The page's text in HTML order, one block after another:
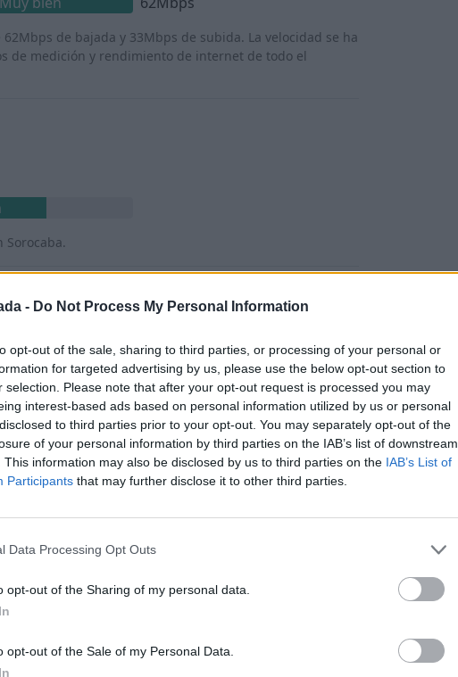
- Do Not Process My Personal Information
opt-out of the sale, sharing to third parties, or processing of your personal or
for targeted advertising by us, please use the below opt-out section to
selection. Please note that after your opt-out request is processed you may
interest-based ads based on personal information utilized by us or personal
to third parties prior to your opt-out. You may separately opt-out of the
of your personal information by third parties on the IAB’s list of downstream
This information may also be disclosed by us to third parties on the IAB’s List of
Participants that may further disclose it to other third parties.
Data Processing Opt Outs
opt-out of the Sharing of my personal data.
opt-out of the Sale of my Personal Data.
de bajada y 33Mbps de subida. La velocidad se ha
de medición y rendimiento de internet de todo el
etc.).
a la atención médica.
las mujeres.
LGBTQ+.